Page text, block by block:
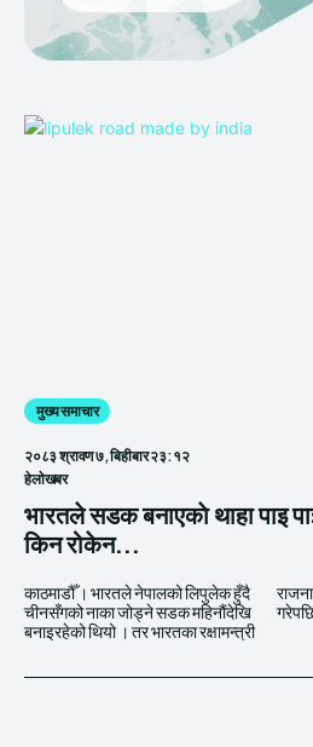
मुख्य समाचार
२०८३ श्रावण ७, बिहीबार २३:१२
हेलाेखबर
भारतले सडक बनाएकाे थाहा पाइ
किन रोकेन...
काठमाडौँ । भारतले नेपालको लिपुलेक हुँदै
चीनसँगको नाका जोड्ने सडक महिनौंदेखि
बनाइरहेको थियो । तर भारतका रक्षामन्त्री
राजनाथ सिंहले शुक्रबार त्यसको उद्घाटन